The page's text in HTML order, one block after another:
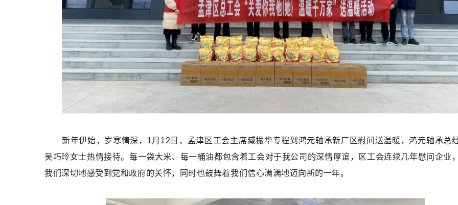
新年伊始，岁寒情深，1月12日，孟津区工会主席臧振华专程到鸿元轴承新厂区慰问送温暖，鸿元轴承总
吴巧玲女士热情接待。每一袋大米、每一桶油都包含着工会对于我公司的深情厚谊，区工会连续几年慰问企业
我们深切地感受到党和政府的关怀，同时也鼓舞着我们信心满满地迈向新的一年。